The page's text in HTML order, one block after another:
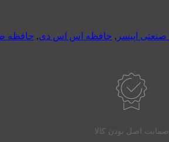
, حافظه اس اس دی, حافظه
ضمانت اصل بودن کالا